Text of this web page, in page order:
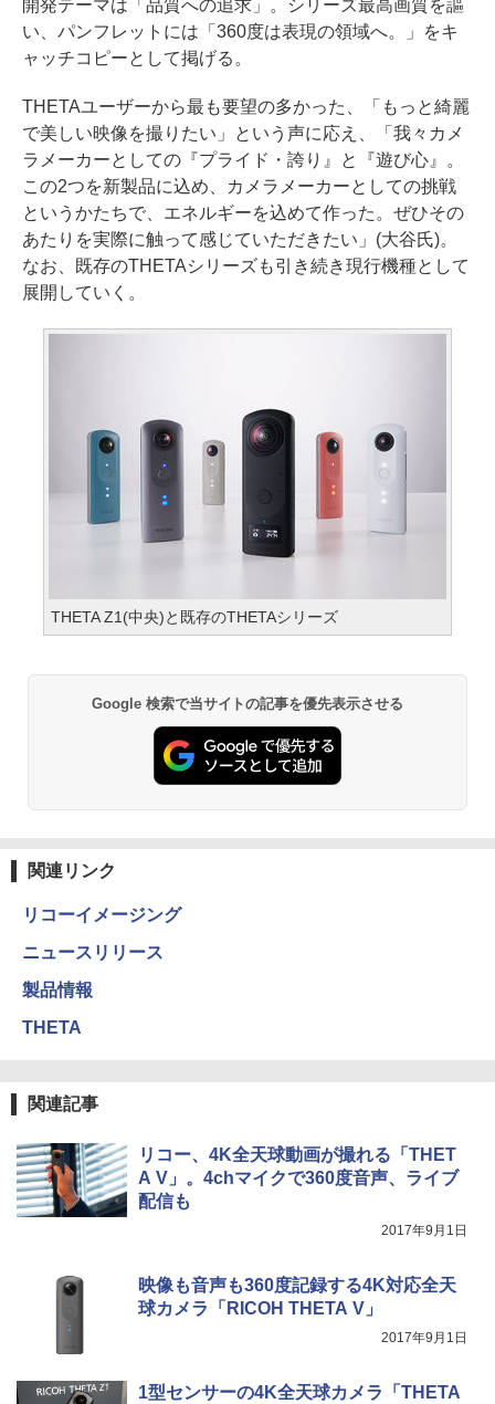
開発テーマは「品質への追求」。シリーズ最高画質を謳
い、パンフレットには「360度は表現の領域へ。」をキ
ャッチコピーとして掲げる。
THETAユーザーから最も要望の多かった、「もっと綺麗
で美しい映像を撮りたい」という声に応え、「我々カメ
ラメーカーとしての『プライド・誇り』と『遊び心』。
この2つを新製品に込め、カメラメーカーとしての挑戦
というかたちで、エネルギーを込めて作った。ぜひその
あたりを実際に触って感じていただきたい」(大谷氏)。
なお、既存のTHETAシリーズも引き続き現行機種として
展開していく。
THETA Z1(中央)と既存のTHETAシリーズ
Google 検索で当サイトの記事を優先表示させる
関連リンク
リコーイメージング
ニュースリリース
製品情報
THETA
関連記事
リコー、4K全天球動画が撮れる「THET
A V」。4chマイクで360度音声、ライブ
配信も
2017年9月1日
映像も音声も360度記録する4K対応全天
球カメラ「RICOH THETA V」
2017年9月1日
1型センサーの4K全天球カメラ「THETA